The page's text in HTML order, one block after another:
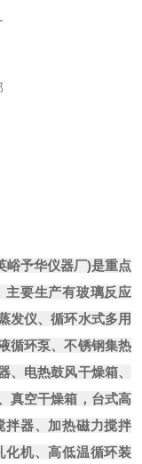
峪予华仪器厂)是重点
主要生产有玻璃反应
发仪、循环水式多用
循环泵、不锈钢集热
、电热鼓风干燥箱、
真空干燥箱，台式高
拌器、加热磁力搅拌
化机、高低温循环装